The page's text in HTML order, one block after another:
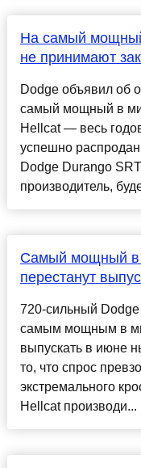
На самый
не принимают
Dodge объявил об
самый мощный в
Hellcat — весь
успешно
Dodge Durango
производитель,
Самый мощный в
перестанут
720-сильный
самым мощным в
выпускать в июне
то, что спрос
экстремального
Hellcat производи...